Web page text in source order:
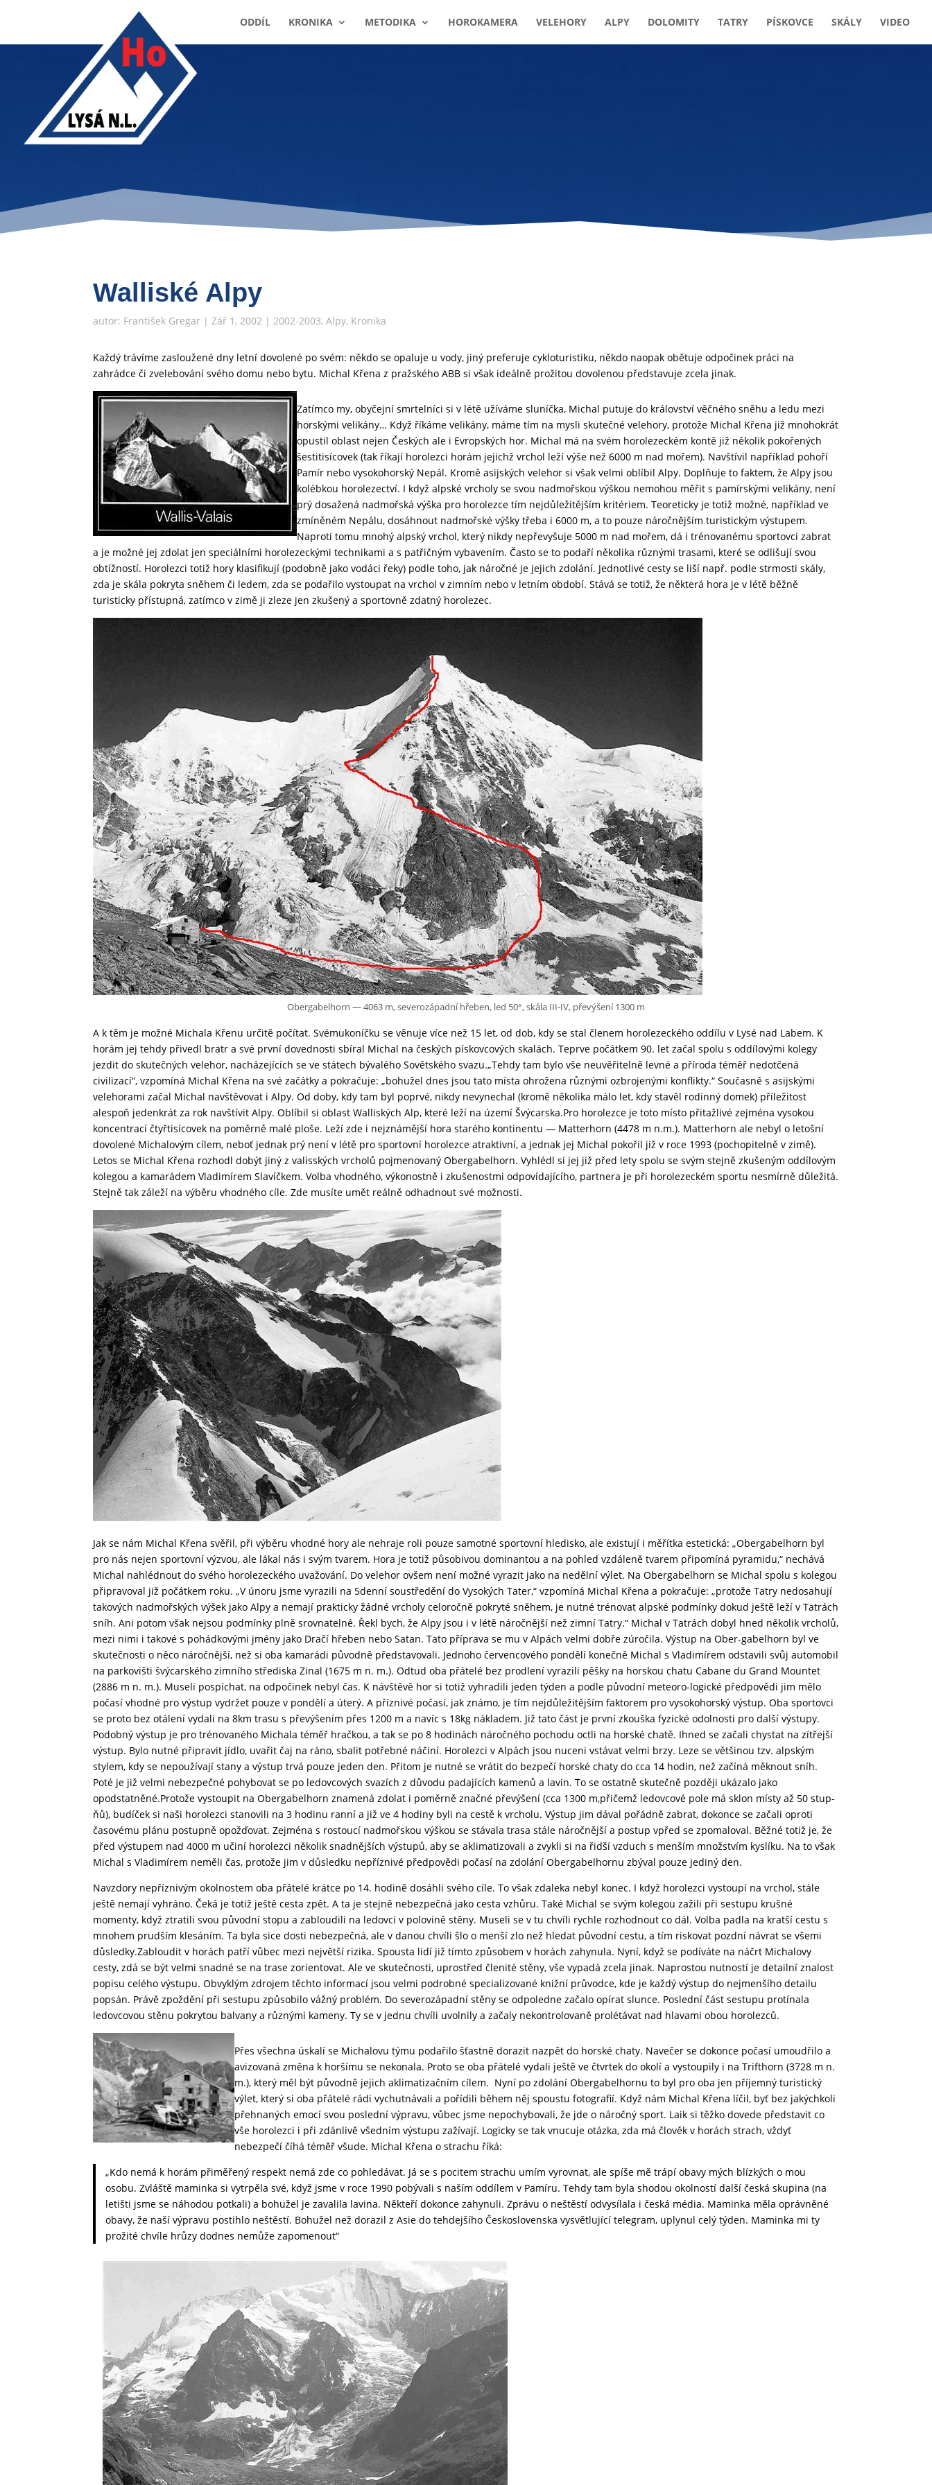
ODDÍL KRONIKA METODIKA HOROKAMERA VELEHORY ALPY DOLOMITY TATRY PÍSKOVCE SKÁLY VIDEO
Walliské Alpy
autor: František Gregar |Zář 1, 2002 |2002-2003,Alpy, Kronika
Každý trávíme zasloužené dny letní dovolené po svém: někdo se opaluje u vody, jiný preferuje cykloturistiku, někdo naopak obětuje odpočinek práci na
zahrádce či zvelebování svého domu nebo bytu. Michal Křena z pražského ABB si však ideálně prožitou dovolenou představuje zcela jinak.
Zatímco my, obyčejní smrtelníci si v létě užíváme sluníčka, Michal putuje do království věčného sněhu a ledu mezi
horskými velikány… Když říkáme velikány, máme tím na mysli skutečné velehory, protože Michal Křena již mnohokrát
opustil oblast nejen Českých ale i Evropských hor. Michal má na svém horolezeckém kontě již několik pokořených
šestitisícovek (tak říkají horolezci horám jejichž vrchol leží výše než 6000 m nad mořem). Navštívil například pohoří
Pamír nebo vysokohorský Nepál. Kromě asijských velehor si však velmi oblíbil Alpy. Doplňuje to faktem, že Alpy jsou
kolébkou horolezectví. I když alpské vrcholy se svou nadmořskou výškou nemohou měřit s pamírskými velikány, není
prý dosažená nadmořská výška pro horolezce tím nejdůležitějším kritériem. Teoreticky je totiž možné, například ve
zmíněném Nepálu, dosáhnout nadmořské výšky třeba i 6000 m, a to pouze náročnějším turistickým výstupem.
Naproti tomu mnohý alpský vrchol, který nikdy nepřevyšuje 5000 m nad mořem, dá i trénovanému sportovci zabrat
a je možné jej zdolat jen speciálními horolezeckými technikami a s patřičným vybavením. Často se to podaří několika různými trasami, které se odlišují svou
obtížností. Horolezci totiž hory klasifikují (podobně jako vodáci řeky) podle toho, jak náročné je jejich zdolání. Jednotlivé cesty se liší např. podle strmosti skály,
zda je skála pokryta sněhem či ledem, zda se podařilo vystoupat na vrchol v zimním nebo v letním období. Stává se totiž, že některá hora je v létě běžně
turisticky přístupná, zatímco v zimě ji zleze jen zkušený a sportovně zdatný horolezec.
Obergabelhorn — 4063 m, severozápadní hřeben, led 50°, skála III-IV, převýšení 1300 m
A k těm je možné Michala Křenu určitě počítat. Svémukoníčku se věnuje více než 15 let, od dob, kdy se stal členem horolezeckého oddílu v Lysé nad Labem. K
horám jej tehdy přivedl bratr a své první dovednosti sbíral Michal na českých pískovcových skalách. Teprve počátkem 90. let začal spolu s oddílovými kolegy
jezdit do skutečných velehor, nacházejících se ve státech bývalého Sovětského svazu.„Tehdy tam bylo vše neuvěřitelně levné a příroda téměř nedotčená
civilizací“, vzpomíná Michal Křena na své začátky a pokračuje: „bohužel dnes jsou tato místa ohrožena různými ozbrojenými konflikty.“ Současně s asijskými
velehorami začal Michal navštěvovat i Alpy. Od doby, kdy tam byl poprvé, nikdy nevynechal (kromě několika málo let, kdy stavěl rodinný domek) příležitost
alespoň jedenkrát za rok navštívit Alpy. Oblíbil si oblast Walliských Alp, které leží na území Švýcarska.Pro horolezce je toto místo přitažlivé zejména vysokou
koncentrací čtyřtisícovek na poměrně malé ploše. Leží zde i nejznámější hora starého kontinentu — Matterhorn (4478 m n.m.). Matterhorn ale nebyl o letošní
dovolené Michalovým cílem, neboť jednak prý není v létě pro sportovní horolezce atraktivní, a jednak jej Michal pokořil již v roce 1993 (pochopitelně v zimě).
Letos se Michal Křena rozhodl dobýt jiný z valisských vrcholů pojmenovaný Obergabelhorn. Vyhlédl si jej již před lety spolu se svým stejně zkušeným oddílovým
kolegou a kamarádem Vladimírem Slavíčkem. Volba vhodného, výkonostně i zkušenostmi odpovídajícího, partnera je při horolezeckém sportu nesmírně důležitá.
Stejně tak záleží na výběru vhodného cíle. Zde musíte umět reálně odhadnout své možnosti.
Jak se nám Michal Křena svěřil, při výběru vhodné hory ale nehraje roli pouze samotné sportovní hledisko, ale existují i měřítka estetická: „Obergabelhorn byl
pro nás nejen sportovní výzvou, ale lákal nás i svým tvarem. Hora je totiž působivou dominantou a na pohled vzdáleně tvarem připomíná pyramidu,“ nechává
Michal nahlédnout do svého horolezeckého uvažování. Do velehor ovšem není možné vyrazit jako na nedělní výlet. Na Obergabelhorn se Michal spolu s kolegou
připravoval již počátkem roku. „V únoru jsme vyrazili na 5denní soustředění do Vysokých Tater,“ vzpomíná Michal Křena a pokračuje: „protože Tatry nedosahují
takových nadmořských výšek jako Alpy a nemají prakticky žádné vrcholy celoročně pokryté sněhem, je nutné trénovat alpské podmínky dokud ještě leží v Tatrách
sníh. Ani potom však nejsou podmínky plně srovnatelné. Řekl bych, že Alpy jsou i v létě náročnější než zimní Tatry.“ Michal v Tatrách dobyl hned několik vrcholů,
mezi nimi i takové s pohádkovými jmény jako Dračí hřeben nebo Satan. Tato příprava se mu v Alpách velmi dobře zúročila. Výstup na Ober-gabelhorn byl ve
skutečnosti o něco náročnější, než si oba kamarádi původně představovali. Jednoho červencového pondělí konečně Michal s Vladimírem odstavili svůj automobil
na parkovišti švýcarského zimního střediska Zinal (1675 m n. m.). Odtud oba přátelé bez prodlení vyrazili pěšky na horskou chatu Cabane du Grand Mountet
(2886 m n. m.). Museli pospíchat, na odpočinek nebyl čas. K návštěvě hor si totiž vyhradili jeden týden a podle původní meteoro-logické předpovědi jim mělo
počasí vhodné pro výstup vydržet pouze v pondělí a úterý. A příznivé počasí, jak známo, je tím nejdůležitějším faktorem pro vysokohorský výstup. Oba sportovci
se proto bez otálení vydali na 8km trasu s převýšením přes 1200 m a navíc s 18kg nákladem. Již tato část je první zkouška fyzické odolnosti pro další výstupy.
Podobný výstup je pro trénovaného Michala téměř hračkou, a tak se po 8 hodinách náročného pochodu octli na horské chatě. Ihned se začali chystat na zítřejší
výstup. Bylo nutné připravit jídlo, uvařit čaj na ráno, sbalit potřebné náčiní. Horolezci v Alpách jsou nuceni vstávat velmi brzy. Leze se většinou tzv. alpským
stylem, kdy se nepoužívají stany a výstup trvá pouze jeden den. Přitom je nutné se vrátit do bezpečí horské chaty do cca 14 hodin, než začíná měknout sníh.
Poté je již velmi nebezpečné pohybovat se po ledovcových svazích z důvodu padajících kamenů a lavin. To se ostatně skutečně později ukázalo jako
opodstatněné.Protože vystoupit na Obergabelhorn znamená zdolat i poměrně značné převýšení (cca 1300 m,přičemž ledovcové pole má sklon místy až 50 stup-
ňů), budíček si naši horolezci stanovili na 3 hodinu ranní a již ve 4 hodiny byli na cestě k vrcholu. Výstup jim dával pořádně zabrat, dokonce se začali oproti
časovému plánu postupně opožďovat. Zejména s rostoucí nadmořskou výškou se stávala trasa stále náročnější a postup vpřed se zpomaloval. Běžné totiž je, že
před výstupem nad 4000 m učiní horolezci několik snadnějších výstupů, aby se aklimatizovali a zvykli si na řidší vzduch s menším množstvím kyslíku. Na to však
Michal s Vladimírem neměli čas, protože jim v důsledku nepříznivé předpovědi počasí na zdolání Obergabelhornu zbýval pouze jediný den.
Navzdory nepříznivým okolnostem oba přátelé krátce po 14. hodině dosáhli svého cíle. To však zdaleka nebyl konec. I když horolezci vystoupí na vrchol, stále
ještě nemají vyhráno. Čeká je totiž ještě cesta zpět. A ta je stejně nebezpečná jako cesta vzhůru. Také Michal se svým kolegou zažili při sestupu krušné
momenty, když ztratili svou původní stopu a zabloudili na ledovci v polovině stěny. Museli se v tu chvíli rychle rozhodnout co dál. Volba padla na kratší cestu s
mnohem prudším klesáním. Ta byla sice dosti nebezpečná, ale v danou chvíli šlo o menší zlo než hledat původní cestu, a tím riskovat pozdní návrat se všemi
důsledky.Zabloudit v horách patří vůbec mezi největší rizika. Spousta lidí již tímto způsobem v horách zahynula. Nyní, když se podíváte na náčrt Michalovy
cesty, zdá se být velmi snadné se na trase zorientovat. Ale ve skutečnosti, uprostřed členité stěny, vše vypadá zcela jinak. Naprostou nutností je detailní znalost
popisu celého výstupu. Obvyklým zdrojem těchto informací jsou velmi podrobné specializované knižní průvodce, kde je každý výstup do nejmenšího detailu
popsán. Právě zpoždění při sestupu způsobilo vážný problém. Do severozápadní stěny se odpoledne začalo opírat slunce. Poslední část sestupu protínala
ledovcovou stěnu pokrytou balvany a různými kameny. Ty se v jednu chvíli uvolnily a začaly nekontrolovaně prolétávat nad hlavami obou horolezců.
Přes všechna úskalí se Michalovu týmu podařilo šťastně dorazit nazpět do horské chaty. Navečer se dokonce počasí umoudřilo a
avizovaná změna k horšímu se nekonala. Proto se oba přátelé vydali ještě ve čtvrtek do okolí a vystoupily i na Trifthorn (3728 m n.
m.), který měl být původně jejich aklimatizačním cílem. Nyní po zdolání Obergabelhornu to byl pro oba jen příjemný turistický
výlet, který si oba přátelé rádi vychutnávali a pořídili během něj spoustu fotografií. Když nám Michal Křena líčil, byť bez jakýchkoli
přehnaných emocí svou poslední výpravu, vůbec jsme nepochybovali, že jde o náročný sport. Laik si těžko dovede představit co
vše horolezci i při zdánlivě všedním výstupu zažívají. Logicky se tak vnucuje otázka, zda má člověk v horách strach, vždyť
nebezpečí číhá téměř všude. Michal Křena o strachu říká:
„Kdo nemá k horám přiměřený respekt nemá zde co pohledávat. Já se s pocitem strachu umím vyrovnat, ale spíše mě trápí obavy mých blízkých o mou
osobu. Zvláště maminka si vytrpěla své, když jsme v roce 1990 pobývali s naším oddílem v Pamíru. Tehdy tam byla shodou okolností další česká skupina (na
letišti jsme se náhodou potkali) a bohužel je zavalila lavina. Někteří dokonce zahynuli. Zprávu o neštěstí odvysílala i česká média. Maminka měla oprávněné
obavy, že naší výpravu postihlo neštěstí. Bohužel než dorazil z Asie do tehdejšího Československa vysvětlující telegram, uplynul celý týden. Maminka mi ty
prožité chvíle hrůzy dodnes nemůže zapomenout“